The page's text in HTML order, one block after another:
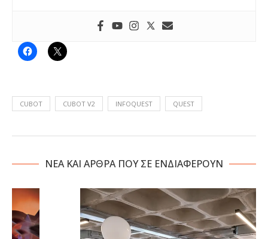
CUBOT CUBOT V2 INFOQUEST QUEST
NΕΑ ΚΑΙ ΑΡΘΡΑ ΠΟΥ ΣΕ ΕΝΔΙΑΦΕΡΟΥΝ